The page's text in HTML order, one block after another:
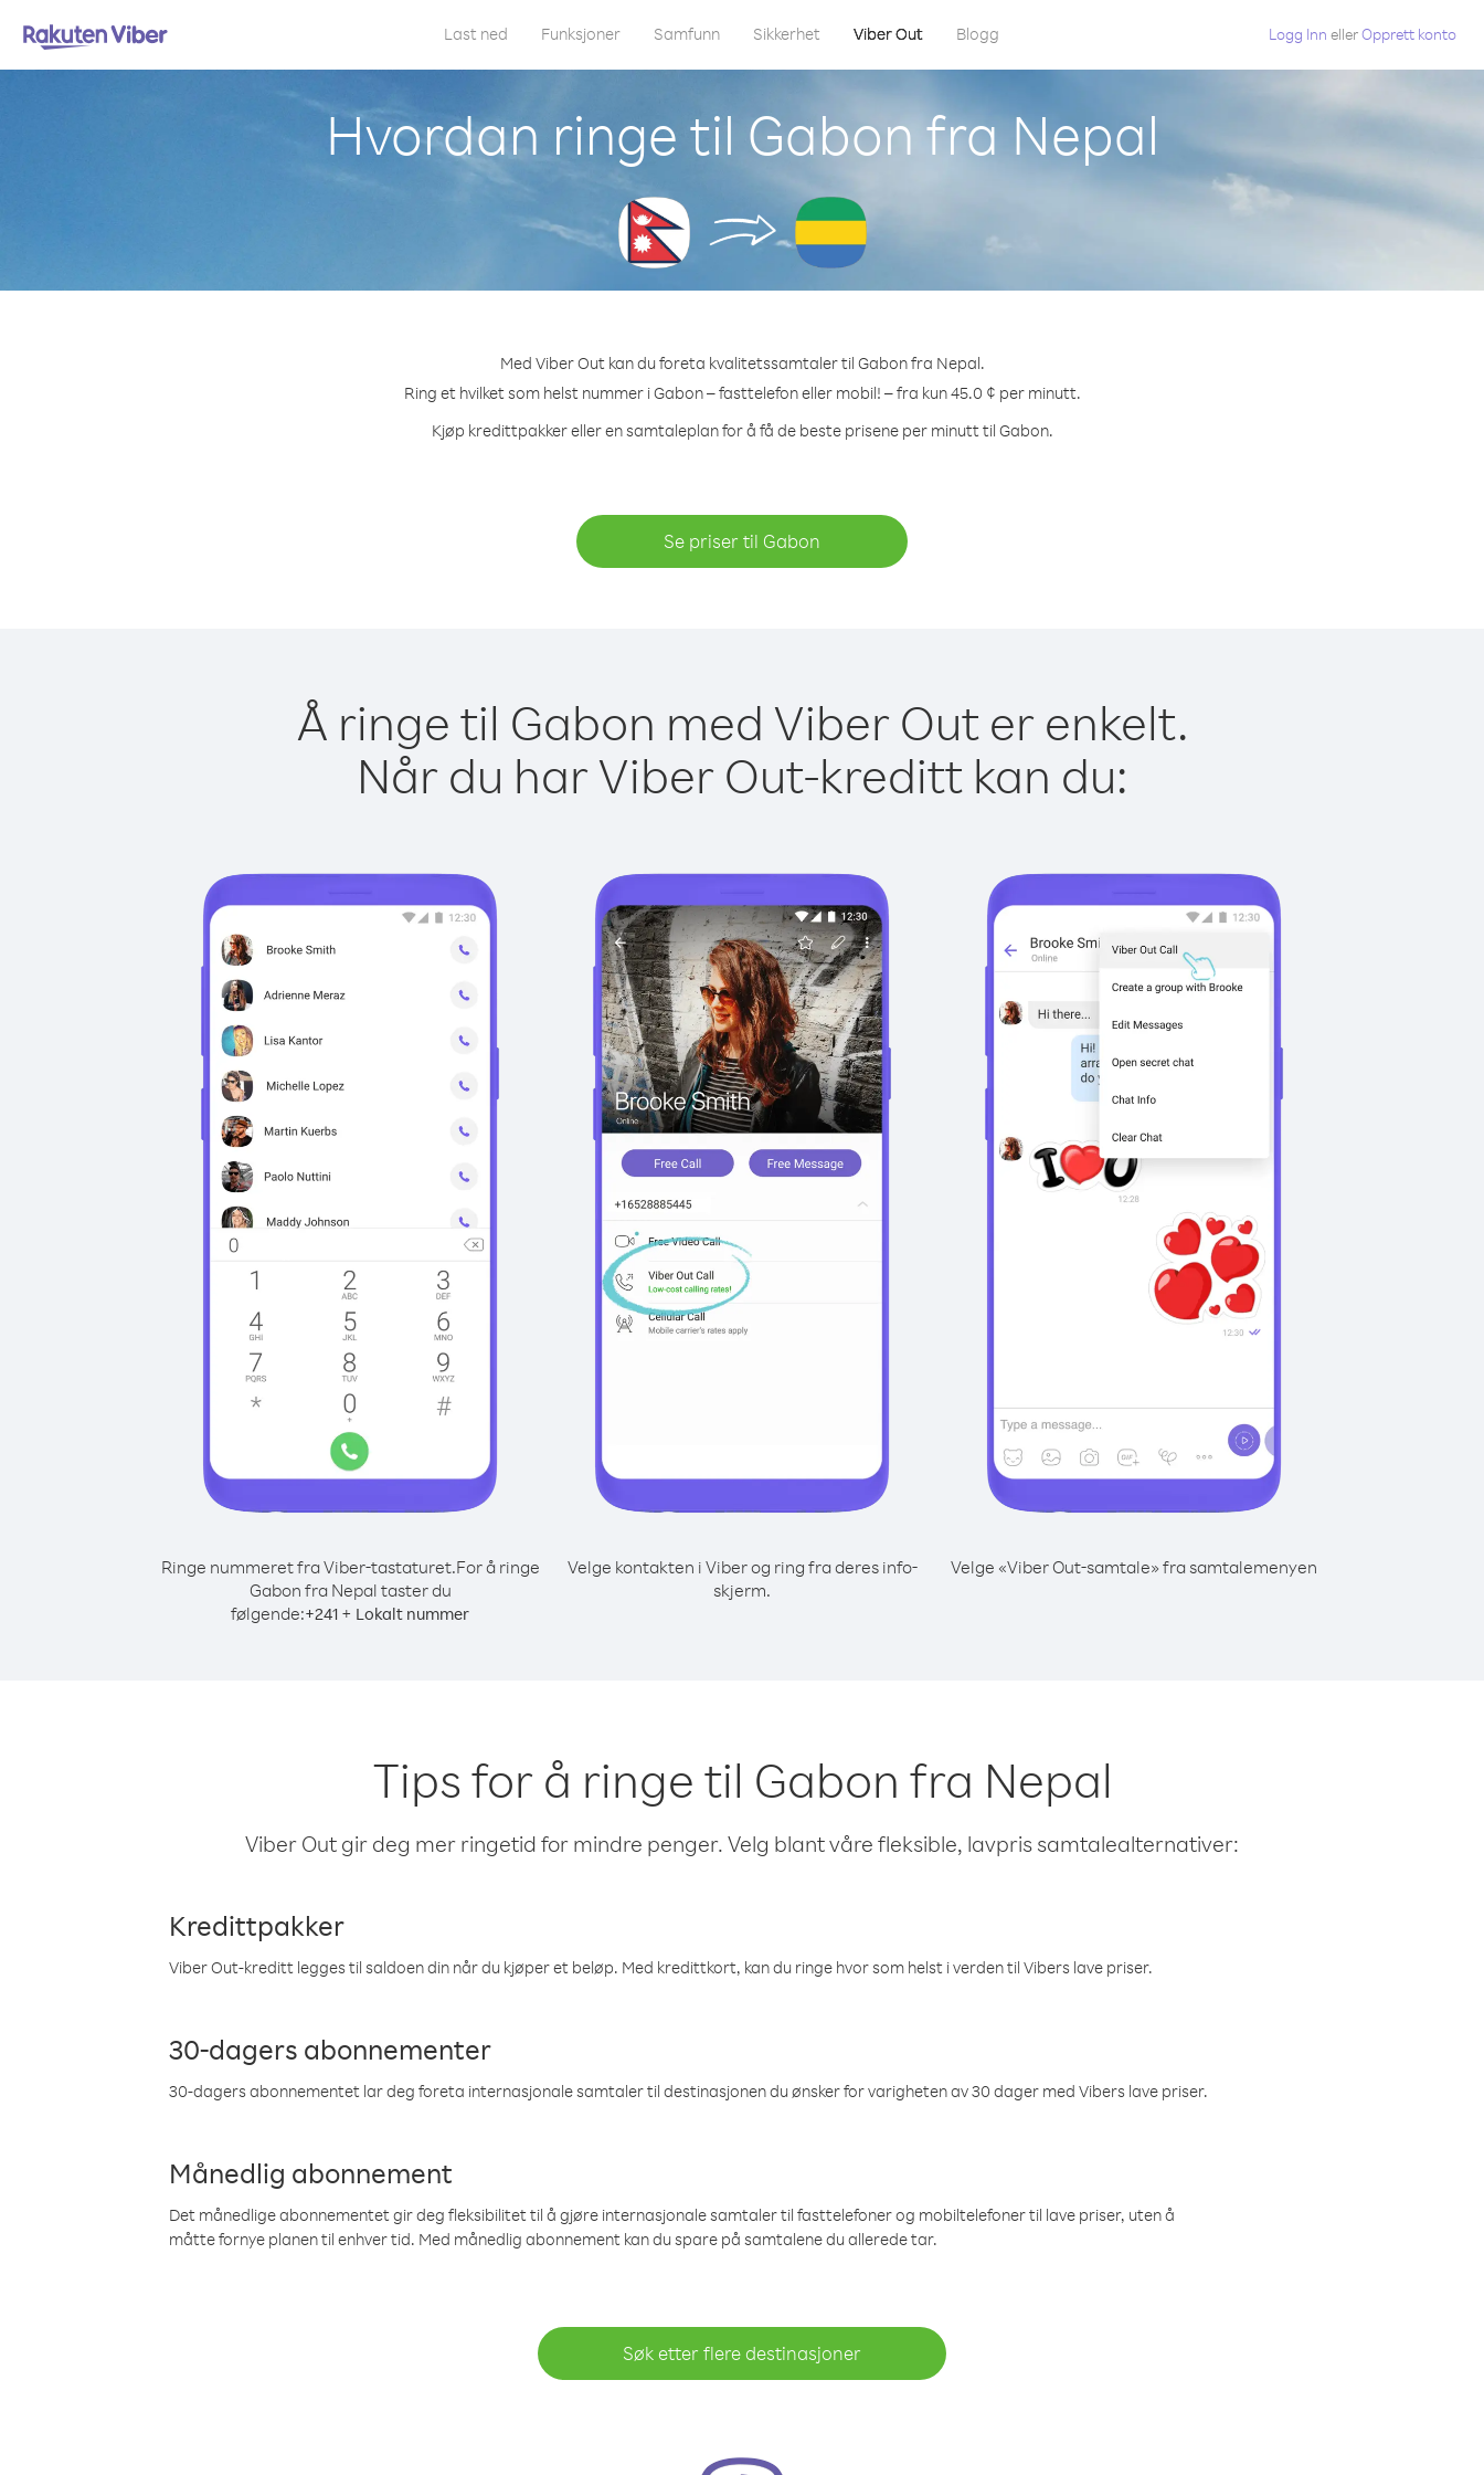
Last ned Funksjoner Samfunn Sikkerhet Viber Out Blogg Logg Inn ellerOpprett konto
Hvordan ringe til Gabon fra Nepal
Med Viber Out kan du foreta kvalitetssamtaler til Gabon fra Nepal.
Ring et hvilket som helst nummer i Gabon – fasttelefon eller mobil! – fra kun 45.0 ¢ per minutt.
Kjøp kredittpakker eller en samtaleplan for å få de beste prisene per minutt til Gabon.
Se priser til Gabon
Å ringe til Gabon med Viber Out er enkelt.
Når du har Viber Out-kreditt kan du:
Ringe nummeret fra Viber-tastaturet.For å ringe
Gabon fra Nepal taster du
følgende:+241 + Lokalt nummer
Velge kontakten i Viber og ring fra deres info-
skjerm.
Velge «Viber Out-samtale» fra samtalemenyen
Tips for å ringe til Gabon fra Nepal
Viber Out gir deg mer ringetid for mindre penger. Velg blant våre fleksible, lavpris samtalealternativer:
Kredittpakker
Viber Out-kreditt legges til saldoen din når du kjøper et beløp. Med kredittkort, kan du ringe hvor som helst i verden til Vibers lave priser.
30-dagers abonnementer
30-dagers abonnementet lar deg foreta internasjonale samtaler til destinasjonen du ønsker for varigheten av 30 dager med Vibers lave priser.
Månedlig abonnement
Det månedlige abonnementet gir deg fleksibilitet til å gjøre internasjonale samtaler til fasttelefoner og mobiltelefoner til lave priser, uten å
måtte fornye planen til enhver tid. Med månedlig abonnement kan du spare på samtalene du allerede tar.
Søk etter flere destinasjoner